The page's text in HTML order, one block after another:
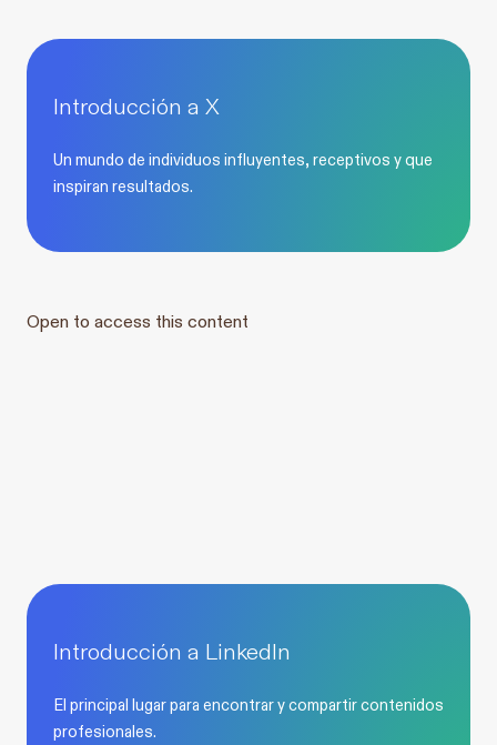
Introducción a X
Un mundo de individuos influyentes, receptivos y que
inspiran resultados.
Open to access this content
Introducción a LinkedIn
El principal lugar para encontrar y compartir contenidos
profesionales.